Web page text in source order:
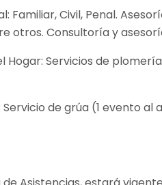
Familiar, Civil, Penal.
otros. Consultoría y
Hogar: Servicios de
de grúa (1 evento